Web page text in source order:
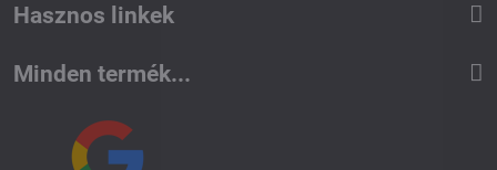
Hasznos linkek
Minden termék...